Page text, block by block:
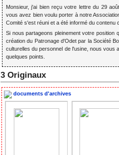
Monsieur, j'ai bien reçu votre lettre du 29
vous avez bien voulu porter à notre
Comité s'est réuni et a été informé du contenu
Si nous partageons pleinement votre position
création du Patronage d'Odet par la Société
culturelles du personnel de l'usine, nous vous
quelques points.
3 Originaux
documents d'archives